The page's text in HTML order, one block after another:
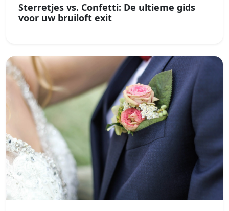
Sterretjes vs. Confetti: De ultieme gids
voor uw bruiloft exit